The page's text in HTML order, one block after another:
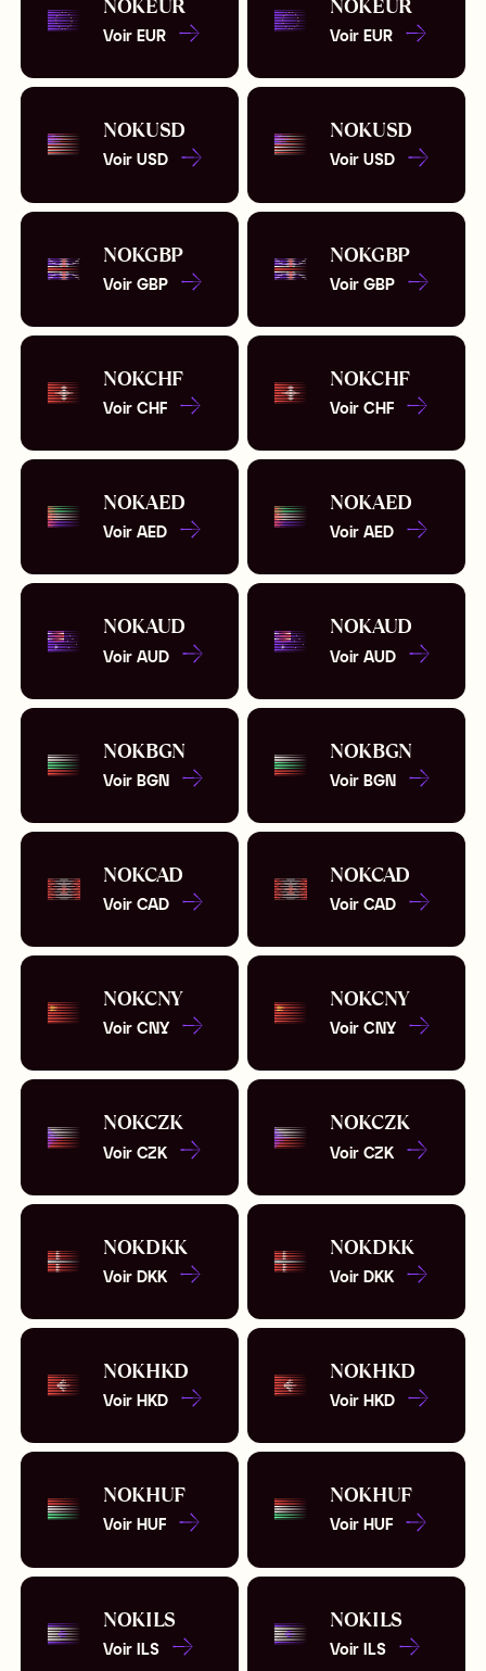
NOKEUR
Voir EUR
NOKEUR
Voir EUR
NOKUSD
Voir USD
NOKUSD
Voir USD
NOKGBP
Voir GBP
NOKGBP
Voir GBP
NOKCHF
Voir CHF
NOKCHF
Voir CHF
NOKAED
Voir AED
NOKAED
Voir AED
NOKAUD
Voir AUD
NOKAUD
Voir AUD
NOKBGN
Voir BGN
NOKBGN
Voir BGN
NOKCAD
Voir CAD
NOKCAD
Voir CAD
NOKCNY
Voir CNY
NOKCNY
Voir CNY
NOKCZK
Voir CZK
NOKCZK
Voir CZK
NOKDKK
Voir DKK
NOKDKK
Voir DKK
NOKHKD
Voir HKD
NOKHKD
Voir HKD
NOKHUF
Voir HUF
NOKHUF
Voir HUF
NOKILS
Voir ILS
NOKILS
Voir ILS